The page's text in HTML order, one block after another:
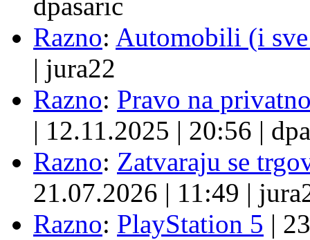
dpasaric
Razno: Automobili (i
| jura22
Razno: Pravo na
| 12.11.2025 | 20:56 |
Razno: Zatvaraju se
21.07.2026 | 11:49 |
Razno: PlayStation 5 |